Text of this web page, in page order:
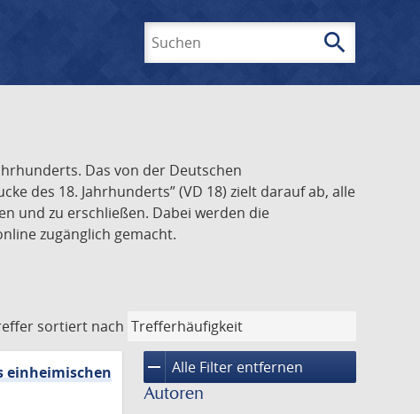
search
Das von der Deutschen
des 18. Jahrhunderts” (VD 18) zielt darauf ab, alle
und zu erschließen. Dabei werden die
zugänglich gemacht.
sortiert nach
remove Alle Filter entfernen
Autoren
einheimischen